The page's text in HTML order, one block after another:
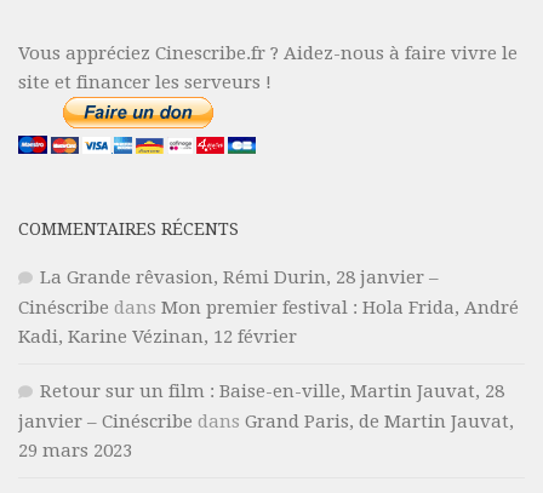
Vous appréciez Cinescribe.fr ? Aidez-nous à faire vivre le
site et financer les serveurs !
COMMENTAIRES RÉCENTS
La Grande rêvasion, Rémi Durin, 28 janvier –
Cinéscribe dans Mon premier festival : Hola Frida, André
Kadi, Karine Vézinan, 12 février
Retour sur un film : Baise-en-ville, Martin Jauvat, 28
janvier – Cinéscribe dans Grand Paris, de Martin Jauvat,
29 mars 2023